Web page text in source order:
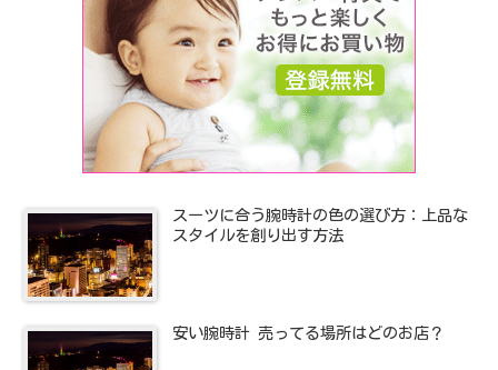
スーツに合う腕時計の色の選び方：上品な
スタイルを創り出す方法
安い腕時計 売ってる場所はどのお店？